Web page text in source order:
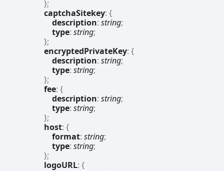
};
captchaSitekey: {
description: string;
type: string;
};
encryptedPrivateKey: {
description: string;
type: string;
};
fee: {
description: string;
type: string;
};
host: {
format: string;
type: string;
};
logoURL: {